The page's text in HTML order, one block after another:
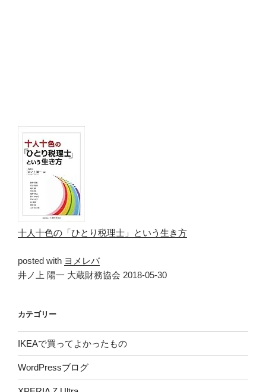
十人十色の「ひとり税理士」という生き方
posted with ヨメレバ
井ノ上 陽一 大蔵財務協会 2018-05-30
カテゴリー
IKEAで買ってよかったもの
WordPressブログ